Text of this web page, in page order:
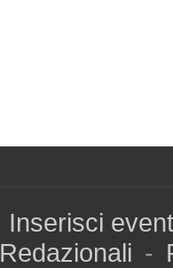
Inserisci
Redazionali -